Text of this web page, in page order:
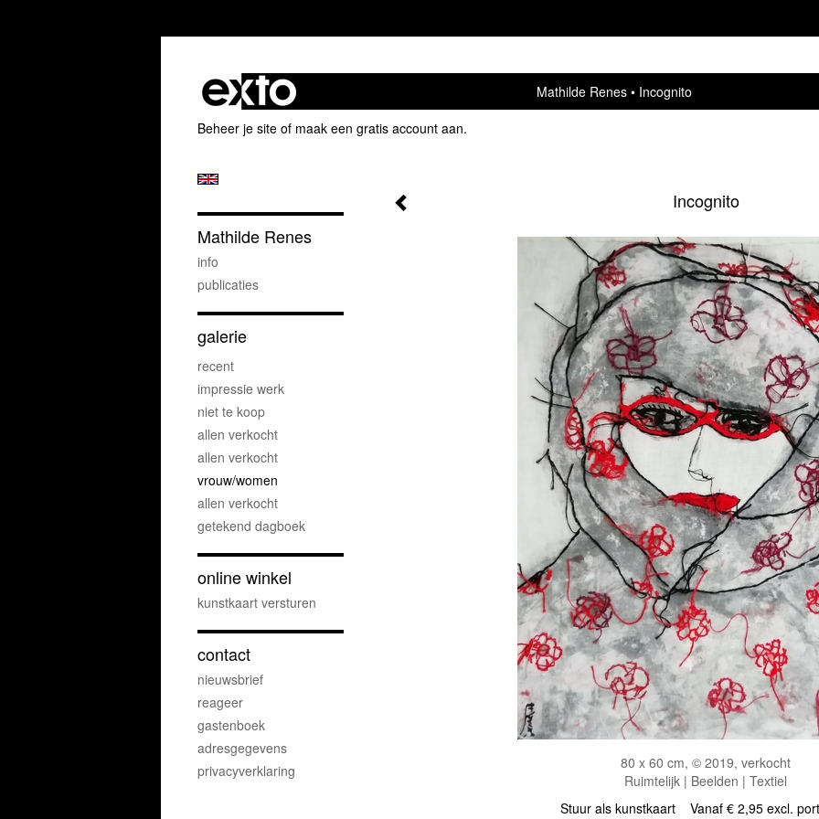
Mathilde Renes
Incognito
Beheer je site of maak een gratis account aan.
Incognito
80 x 60 cm, © 2019, verkocht
Ruimtelijk | Beelden | Textiel
Stuur als kunstkaart Vanaf € 2,95 excl.
Mathilde Renes
info
publicaties
galerie
recent
impressie werk
niet te koop
allen verkocht
allen verkocht
vrouw/women
allen verkocht
getekend dagboek
online winkel
kunstkaart versturen
contact
nieuwsbrief
reageer
gastenboek
adresgegevens
privacyverklaring